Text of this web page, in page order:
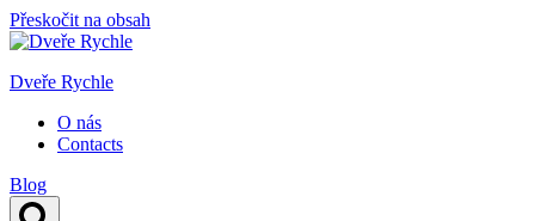
Přeskočit na obsah
Dveře Rychle
O nás
Contacts
Blog